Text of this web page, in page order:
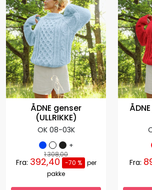
ÅDNE genser
(ULLRIKKE)
OK 08-03K
+
1.308,00
Fra: 392,40 -70 %
per
pakke
Fra: